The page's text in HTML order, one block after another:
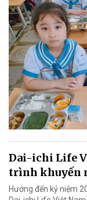
Dai-ichi Life
trình khuyến
Hướng đến kỷ niệm